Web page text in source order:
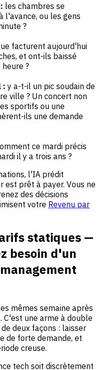
les chambres se
l'avance, ou les gens
?
facturent aujourd'hui
et ont-ils baissé
?
: y a-t-il un pic soudain de
ville ? Un concert non
sportifs ou une
ils une demande
ce mardi précis
il y a trois ans ?
l'IA prédit
est prêt à payer. Vous ne
des décisions
votre Revenu par
statiques —
besoin d'un
mêmes semaine après
C'est une arme à double
deux façons : laisser
de forte demande, et
creuse.
tech soit discrètement